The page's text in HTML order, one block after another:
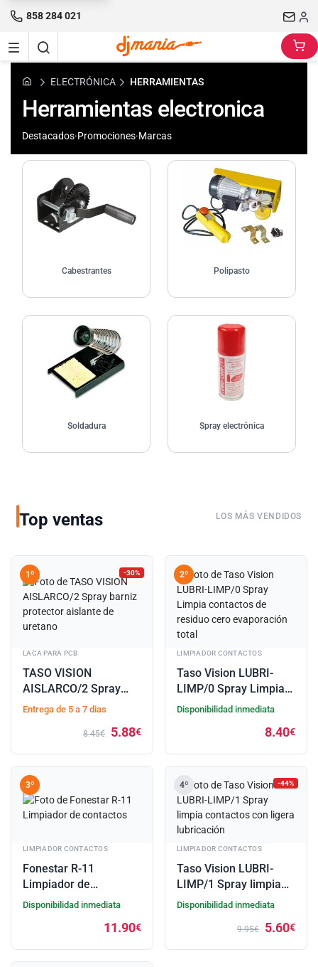
858 284 021
ELECTRÓNICA HERRAMIENTAS
Herramientas electronica
Destacados·Promociones·Marcas
Cabestrantes Polipasto
Soldadura Spray electrónica
Top ventas LOS MÁS VENDIDOS
1º -30%
LACA PARA PCB
TASO VISION
AISLARCO/2 Spray
barniz protector
Entrega de 5 a 7 dias
8.45€ 5.88€
2º
LIMPIADOR CONTACTOS
Taso Vision LUBRI-
LIMP/0 Spray Limpia
contactos de residuo
Disponibilidad inmediata
8.40€
3º
LIMPIADOR CONTACTOS
Fonestar R-11
Limpiador de
contactos
Disponibilidad inmediata
11.90€
4º -44%
LIMPIADOR CONTACTOS
Taso Vision LUBRI-
LIMP/1 Spray limpia
contactos con ligera
Disponibilidad inmediata
9.95€ 5.60€